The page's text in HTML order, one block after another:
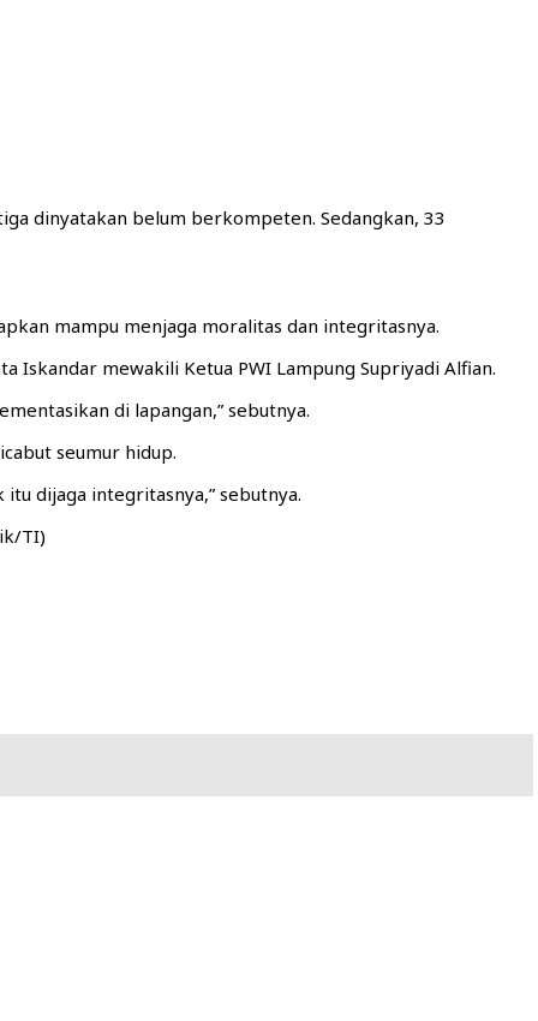
dinyatakan belum berkompeten. Sedangkan, 33
mampu menjaga moralitas dan integritasnya.
Iskandar mewakili Ketua PWI Lampung Supriyadi Alfian.
di lapangan,” sebutnya.
seumur hidup.
dijaga integritasnya,” sebutnya.
TI)